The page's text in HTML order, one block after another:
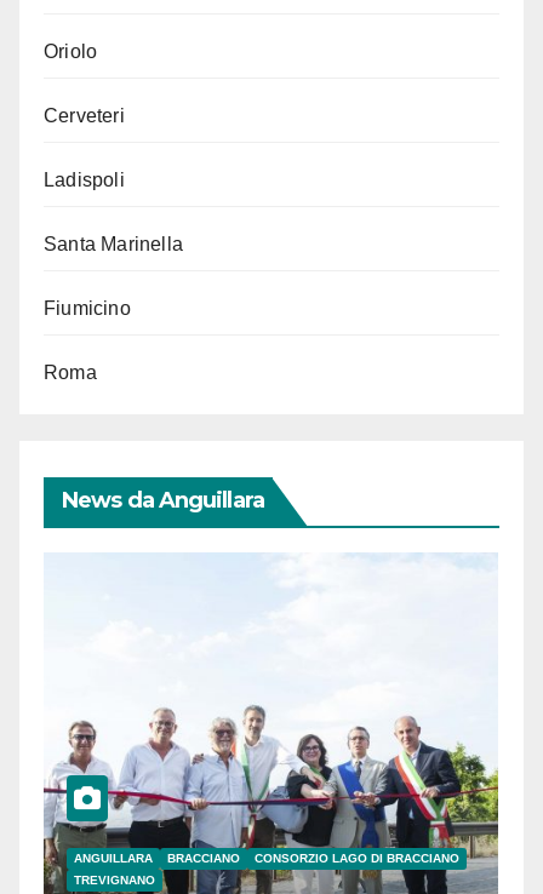
Oriolo
Cerveteri
Ladispoli
Santa Marinella
Fiumicino
Roma
News da Anguillara
ANGUILLARA BRACCIANO
CONSORZIO LAGO DI BRACCIANO
TREVIGNANO